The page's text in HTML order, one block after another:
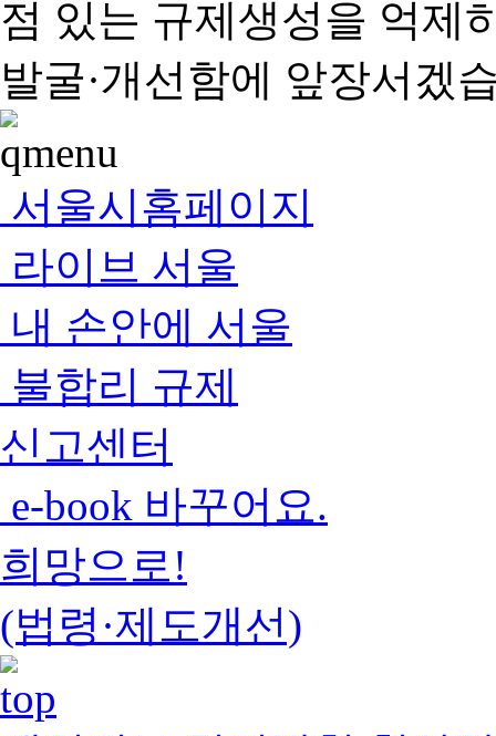
점 있는 규제생성을 억제
발굴·개선함에 앞장서겠
서울시홈페이지
라이브 서울
내 손안에 서울
불합리 규제
신고센터
e-book 바꾸어요.
희망으로!
(법령·제도개선)